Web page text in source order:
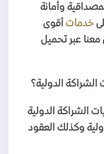
وأمانة
خدمات أقوى
عبر تحميل
الدولية؟
الشراكة الدولية
وكذلك العقود